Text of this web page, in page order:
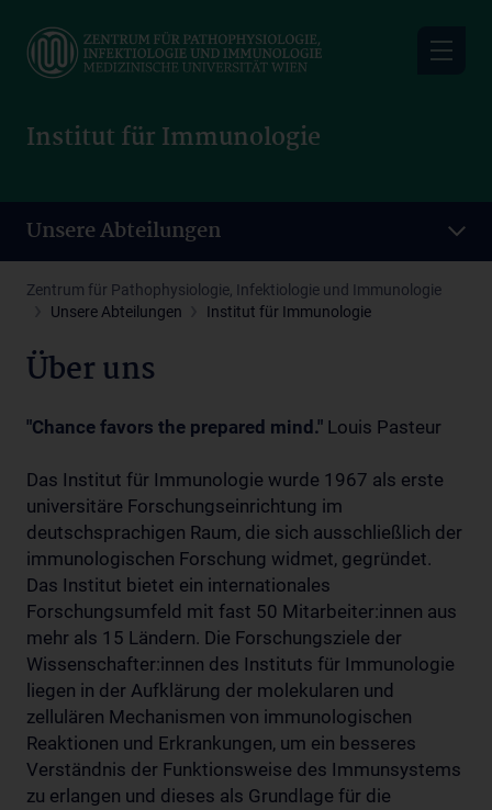
main
Institut für Immunologie
Unsere Abteilungen
Zentrum für Pathophysiologie, Infektiologie und Immunologie
Unsere Abteilungen
Institut für Immunologie
Über uns
"Chance favors the prepared mind." Louis Pasteur
Das Institut für Immunologie wurde 1967 als erste
universitäre Forschungseinrichtung im
deutschsprachigen Raum, die sich ausschließlich der
immunologischen Forschung widmet, gegründet.
Das Institut bietet ein internationales
Forschungsumfeld mit fast 50 Mitarbeiter:innen aus
mehr als 15 Ländern. Die Forschungsziele der
Wissenschafter:innen des Instituts für Immunologie
liegen in der Aufklärung der molekularen und
zellulären Mechanismen von immunologischen
Reaktionen und Erkrankungen, um ein besseres
Verständnis der Funktionsweise des Immunsystems
zu erlangen und dieses als Grundlage für die